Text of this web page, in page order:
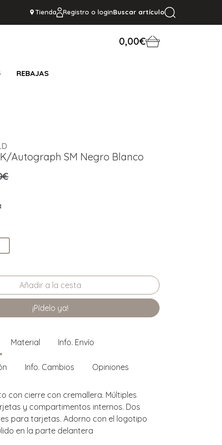
Tienda Registro o loginBuscar artículo
0,00€
REBAJAS
Autograph SM Negro Blanco
¡Pídelo ya!
Material Info. Envío
Info. Cambios Opiniones
con cierre con cremallera. Múltiples
y compartimentos internos. Dos
para tarjetas. Adorno con el logotipo
en la parte delantera